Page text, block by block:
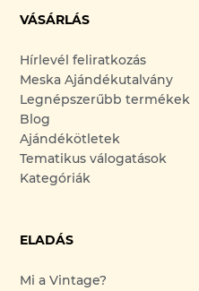
VÁSÁRLÁS
Hírlevél feliratkozás
Meska Ajándékutalvány
Legnépszerűbb termékek
Blog
Ajándékötletek
Tematikus válogatások
Kategóriák
ELADÁS
Mi a Vintage?